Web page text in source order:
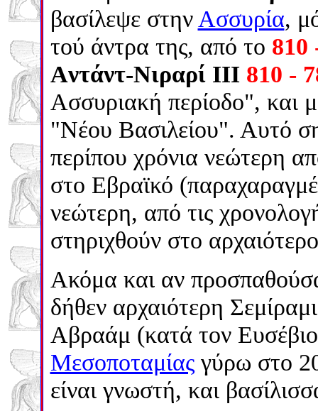
βασίλεψε στην Ασσυρία,
τού άντρα της, από το
Aντάντ-Nιραρί III 810 -
Ασσυριακή περίοδο", και
"Νέου Βασιλείου". Αυτό
περίπου χρόνια νεώτερη
στο Εβραϊκό
νεώτερη, από τις
στηριχθούν στο
Ακόμα και αν
δήθεν αρχαιότερη
Αβραάμ (κατά τον
Μεσοποταμίαςγύρω στο
είναι γνωστή, και